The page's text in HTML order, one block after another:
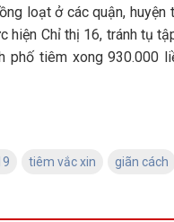
loạt ở các quận,
hiện Chỉ thị 16, tránh tụ
tiêm xong 930.000
tiêm vắc xin giãn cách